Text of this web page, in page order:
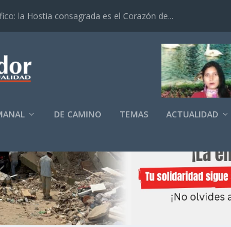
la Hostia consagrada es el Corazón de...
DE CAMINO TEMAS ACTUALIDAD